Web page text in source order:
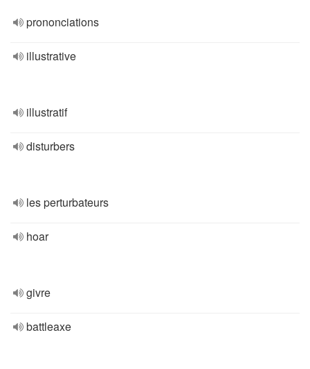
prononciations
illustrative
illustratif
disturbers
les perturbateurs
hoar
givre
battleaxe